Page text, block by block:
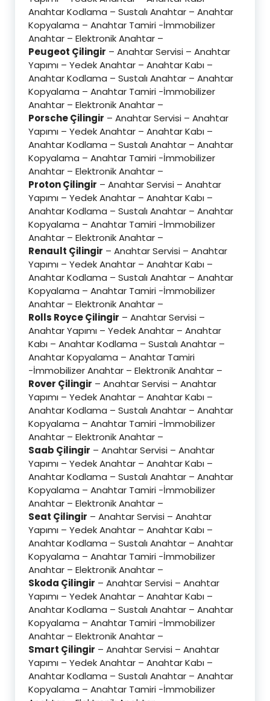
Anahtar Kodlama – Sustalı Anahtar – Anahtar
Kopyalama – Anahtar Tamiri -İmmobilizer
Anahtar – Elektronik Anahtar –
Peugeot Çilingir – Anahtar Servisi – Anahtar
Yapımı – Yedek Anahtar – Anahtar Kabı –
Anahtar Kodlama – Sustalı Anahtar – Anahtar
Kopyalama – Anahtar Tamiri -İmmobilizer
Anahtar – Elektronik Anahtar –
Porsche Çilingir – Anahtar Servisi – Anahtar
Yapımı – Yedek Anahtar – Anahtar Kabı –
Anahtar Kodlama – Sustalı Anahtar – Anahtar
Kopyalama – Anahtar Tamiri -İmmobilizer
Anahtar – Elektronik Anahtar –
Proton Çilingir – Anahtar Servisi – Anahtar
Yapımı – Yedek Anahtar – Anahtar Kabı –
Anahtar Kodlama – Sustalı Anahtar – Anahtar
Kopyalama – Anahtar Tamiri -İmmobilizer
Anahtar – Elektronik Anahtar –
Renault Çilingir – Anahtar Servisi – Anahtar
Yapımı – Yedek Anahtar – Anahtar Kabı –
Anahtar Kodlama – Sustalı Anahtar – Anahtar
Kopyalama – Anahtar Tamiri -İmmobilizer
Anahtar – Elektronik Anahtar –
Rolls Royce Çilingir – Anahtar Servisi –
Anahtar Yapımı – Yedek Anahtar – Anahtar
Kabı – Anahtar Kodlama – Sustalı Anahtar –
Anahtar Kopyalama – Anahtar Tamiri
-İmmobilizer Anahtar – Elektronik Anahtar –
Rover Çilingir – Anahtar Servisi – Anahtar
Yapımı – Yedek Anahtar – Anahtar Kabı –
Anahtar Kodlama – Sustalı Anahtar – Anahtar
Kopyalama – Anahtar Tamiri -İmmobilizer
Anahtar – Elektronik Anahtar –
Saab Çilingir – Anahtar Servisi – Anahtar
Yapımı – Yedek Anahtar – Anahtar Kabı –
Anahtar Kodlama – Sustalı Anahtar – Anahtar
Kopyalama – Anahtar Tamiri -İmmobilizer
Anahtar – Elektronik Anahtar –
Seat Çilingir – Anahtar Servisi – Anahtar
Yapımı – Yedek Anahtar – Anahtar Kabı –
Anahtar Kodlama – Sustalı Anahtar – Anahtar
Kopyalama – Anahtar Tamiri -İmmobilizer
Anahtar – Elektronik Anahtar –
Skoda Çilingir – Anahtar Servisi – Anahtar
Yapımı – Yedek Anahtar – Anahtar Kabı –
Anahtar Kodlama – Sustalı Anahtar – Anahtar
Kopyalama – Anahtar Tamiri -İmmobilizer
Anahtar – Elektronik Anahtar –
Smart Çilingir – Anahtar Servisi – Anahtar
Yapımı – Yedek Anahtar – Anahtar Kabı –
Anahtar Kodlama – Sustalı Anahtar – Anahtar
Kopyalama – Anahtar Tamiri -İmmobilizer